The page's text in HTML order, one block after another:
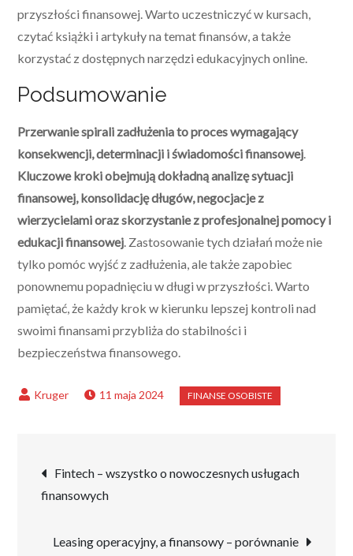
przyszłości finansowej. Warto uczestniczyć w kursach,
czytać książki i artykuły na temat finansów, a także
korzystać z dostępnych narzędzi edukacyjnych online.
Podsumowanie
Przerwanie spirali zadłużenia to proces wymagający
konsekwencji, determinacji i świadomości finansowej
Kluczowe kroki obejmują dokładną analizę sytuacji
finansowej, konsolidację długów, negocjacje z
wierzycielami oraz skorzystanie z profesjonalnej pomocy i
edukacji finansowej . Zastosowanie tych działań może nie
tylko pomóc wyjść z zadłużenia, ale także zapobiec
ponownemu popadnięciu w długi w przyszłości. Warto
pamiętać, że każdy krok w kierunku lepszej kontroli nad
swoimi finansami przybliża do stabilności i
bezpieczeństwa finansowego.
11 maja 2024
Nawigacja
wpisu
Fintech – wszystko o nowoczesnych usługach
finansowych
Leasing operacyjny, a finansowy – porównanie